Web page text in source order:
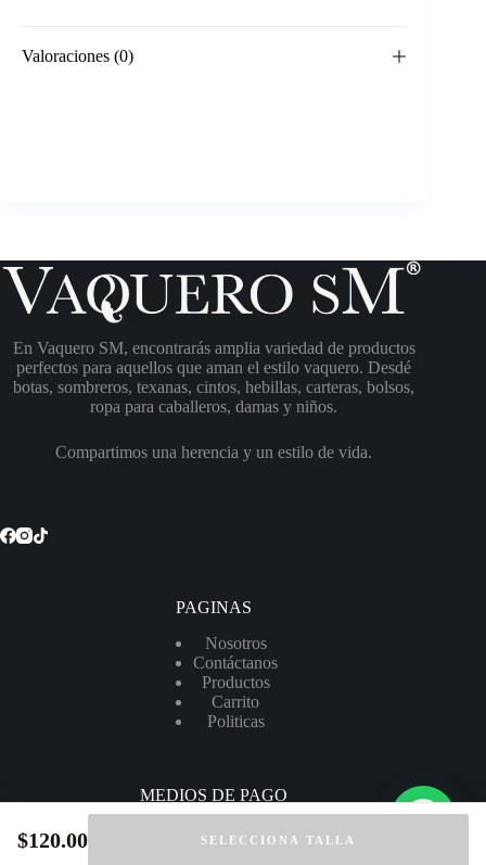
Valoraciones (0)
En Vaquero SM, encontrarás amplia variedad de productos
perfectos para aquellos que aman el estilo vaquero. Desdé
botas, sombreros, texanas, cintos, hebillas, carteras, bolsos,
ropa para caballeros, damas y niños.
Compartimos una herencia y un estilo de vida.
PAGINAS
Nosotros
Contáctanos
Productos
Carrito
Politicas
MEDIOS DE PAGO
$120.00 SELECCIONA TALLA